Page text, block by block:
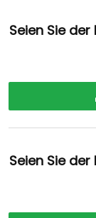
Seien Sie
Seien Sie